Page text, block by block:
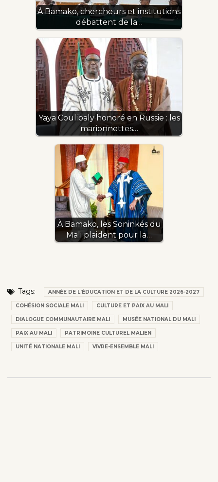
À Bamako, chercheurs et institutions
débattent de la…
Yaya Coulibaly honoré en Russie : les
marionnettes…
À Bamako, les Soninkés du
Mali plaident pour la…
Tags: ANNÉE DE L’ÉDUCATION ET DE LA CULTURE 2026-2027
COHÉSION SOCIALE MALI CULTURE ET PAIX AU MALI
DIALOGUE COMMUNAUTAIRE MALI MUSÉE NATIONAL DU MALI
PAIX AU MALI PATRIMOINE CULTUREL MALIEN
UNITÉ NATIONALE MALI VIVRE-ENSEMBLE MALI